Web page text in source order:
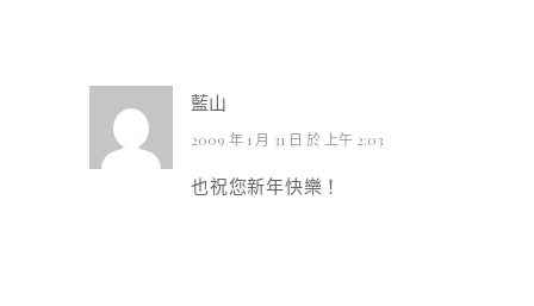
藍山
2009 年 1 月 31 日 於 上午 2:03
也祝您新年快樂！